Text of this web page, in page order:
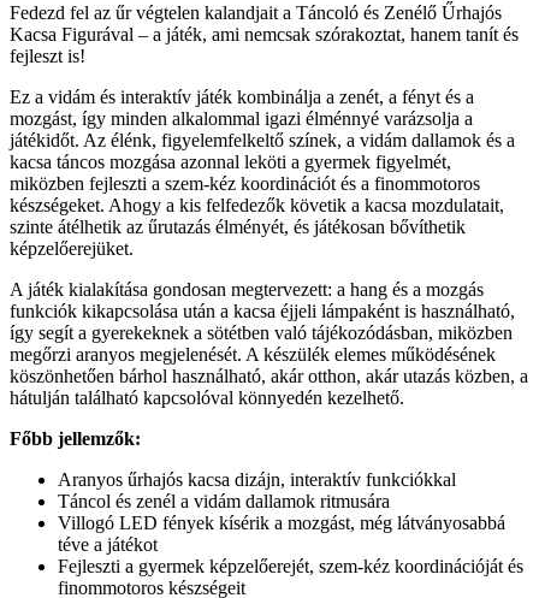
Fedezd fel az űr végtelen kalandjait a Táncoló és Zenélő Űrhajós
Kacsa Figurával – a játék, ami nemcsak szórakoztat, hanem tanít és
fejleszt is!
Ez a vidám és interaktív játék kombinálja a zenét, a fényt és a
mozgást, így minden alkalommal igazi élménnyé varázsolja a
játékidőt. Az élénk, figyelemfelkeltő színek, a vidám dallamok és a
kacsa táncos mozgása azonnal leköti a gyermek figyelmét,
miközben fejleszti a szem-kéz koordinációt és a finommotoros
készségeket. Ahogy a kis felfedezők követik a kacsa mozdulatait,
szinte átélhetik az űrutazás élményét, és játékosan bővíthetik
képzelőerejüket.
A játék kialakítása gondosan megtervezett: a hang és a mozgás
funkciók kikapcsolása után a kacsa éjjeli lámpaként is használható,
így segít a gyerekeknek a sötétben való tájékozódásban, miközben
megőrzi aranyos megjelenését. A készülék elemes működésének
köszönhetően bárhol használható, akár otthon, akár utazás közben, a
hátulján található kapcsolóval könnyedén kezelhető.
Főbb jellemzők:
Aranyos űrhajós kacsa dizájn, interaktív funkciókkal
Táncol és zenél a vidám dallamok ritmusára
Villogó LED fények kísérik a mozgást, még látványosabbá
téve a játékot
Fejleszti a gyermek képzelőerejét, szem-kéz koordinációját és
finommotoros készségeit